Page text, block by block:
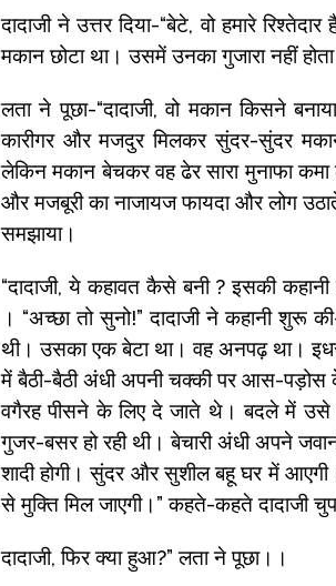
दादाजी ने उत्तर दिया-“बेटे, वो हमारे
मकान छोटा था। उसमें उनका गुजारा नहीं
लता ने पूछा-“दादाजी, वो मकान किसने
कारीगर और मजदुर मिलकर सुंदर-सुंदर
लेकिन मकान बेचकर वह ढेर सारा मुनाफा
और मजबूरी का नाजायज फायदा और लोग
समझाया।
“दादाजी, ये कहावत कैसे बनी ? इसकी
। “अच्छा तो सुनो!” दादाजी ने कहानी शुरू
थी। उसका एक बेटा था। वह अनपढ़ था।
में बैठी-बैठी अंधी अपनी चक्की पर आस-पड़ोस
वगैरह पीसने के लिए दे जाते थे। बदले में
गुजर-बसर हो रही थी। बेचारी अंधी अपने
शादी होगी। सुंदर और सुशील बहू घर में
से मुक्ति मिल जाएगी।” कहते-कहते दादाजी
दादाजी, फिर क्या हुआ?” लता ने पूछा।।